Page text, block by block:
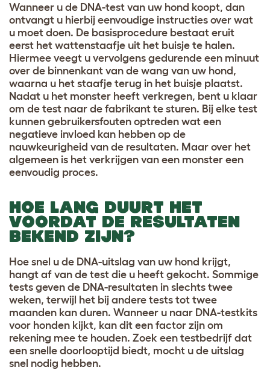
Wanneer u de DNA-test van uw hond koopt, dan
ontvangt u hierbij eenvoudige instructies over wat
u moet doen. De basisprocedure bestaat eruit
eerst het wattenstaafje uit het buisje te halen.
Hiermee veegt u vervolgens gedurende een minuut
over de binnenkant van de wang van uw hond,
waarna u het staafje terug in het buisje plaatst.
Nadat u het monster heeft verkregen, bent u klaar
om de test naar de fabrikant te sturen. Bij elke test
kunnen gebruikersfouten optreden wat een
negatieve invloed kan hebben op de
nauwkeurigheid van de resultaten. Maar over het
algemeen is het verkrijgen van een monster een
eenvoudig proces.
HOE LANG DUURT HET
VOORDAT DE RESULTATEN
BEKEND ZIJN?
Hoe snel u de DNA-uitslag van uw hond krijgt,
hangt af van de test die u heeft gekocht. Sommige
tests geven de DNA-resultaten in slechts twee
weken, terwijl het bij andere tests tot twee
maanden kan duren. Wanneer u naar DNA-testkits
voor honden kijkt, kan dit een factor zijn om
rekening mee te houden. Zoek een testbedrijf dat
een snelle doorlooptijd biedt, mocht u de uitslag
snel nodig hebben.